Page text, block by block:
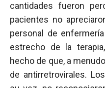
cantidades fueron
pacientes no
personal de
estrecho de la
hecho de que, a
de antirretrovirales.